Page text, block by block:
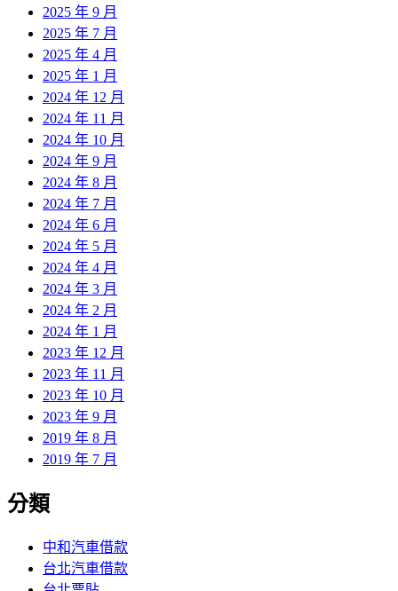
2025 年 9 月
2025 年 7 月
2025 年 4 月
2025 年 1 月
2024 年 12 月
2024 年 11 月
2024 年 10 月
2024 年 9 月
2024 年 8 月
2024 年 7 月
2024 年 6 月
2024 年 5 月
2024 年 4 月
2024 年 3 月
2024 年 2 月
2024 年 1 月
2023 年 12 月
2023 年 11 月
2023 年 10 月
2023 年 9 月
2019 年 8 月
2019 年 7 月
分類
中和汽車借款
台北汽車借款